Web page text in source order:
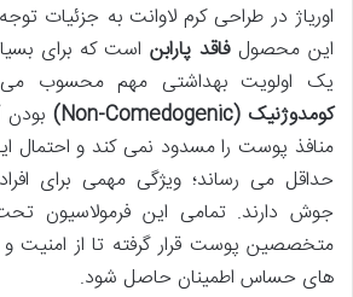
اوریاژ در طراحی کرم لاوانت به جزئیات
این محصولفاقد پارابناست که برای
یک اولویت بهداشتی مهم محسوب
کومدوژنیک (Non-Comedogenic)
منافذ پوست را مسدود نمی کند و احتمال
حداقل می رساند؛ ویژگی مهمی برای
جوش دارند. تمامی این فرمولاسیون
متخصصین پوست قرار گرفته تا از امنیت
های حساس اطمینان حاصل شود.